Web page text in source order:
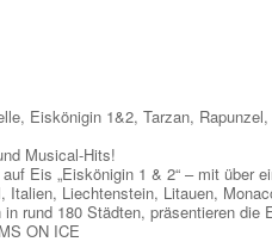
Eiskönigin 1&2, Tarzan,
Musical-Hits!
Eis „Eiskönigin 1 & 2“ – mit über
Liechtenstein, Litauen,
rund 180 Städten, präsentieren
ON ICE